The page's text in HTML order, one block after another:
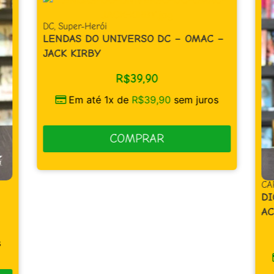
DC,Super-Herói
LENDAS DO UNIVERSO DC – OMAC –
JACK KIRBY
R$39,90
Em até 1x de R$39,90 sem juros
COMPRAR